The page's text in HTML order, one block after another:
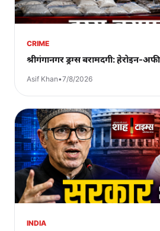
CRIME
श्रीगंगानगर ड्रग्स बरामदगी: हेरोइन-
Asif Khan•7/8/2026
INDIA